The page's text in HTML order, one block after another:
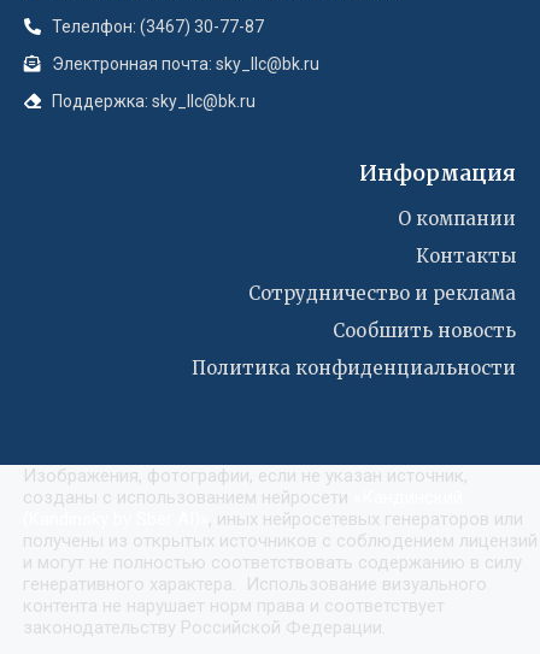
Телелфон: (3467) 30-77-87
Электронная почта: sky_llc@bk.ru
Поддержка: sky_llc@bk.ru
Информация
О компании
Контакты
Сотрудничество и реклама
Сообшить новость
Политика конфиденциальности
Изображения, фотографии, если не указан источник,
созданы с использованием нейросети
, иных нейросетевых генераторов или
получены из открытых источников с соблюдением лицензий
и могут не полностью соответствовать содержанию в силу
генеративного характера. Использование визуального
контента не нарушает норм права и соответствует
законодательству Российской Федерации.